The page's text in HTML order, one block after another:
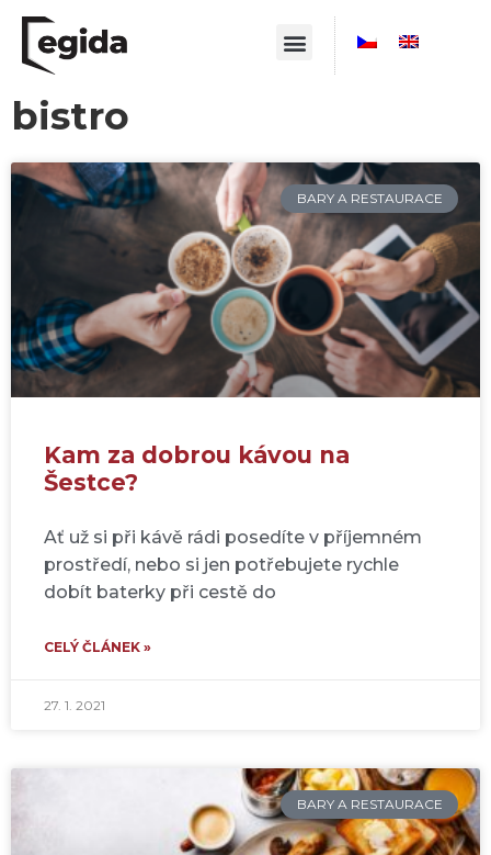
bistro
BARY A RESTAURACE
Kam za dobrou kávou na
Šestce?
Ať už si při kávě rádi posedíte v příjemném
prostředí, nebo si jen potřebujete rychle
dobít baterky při cestě do
CELÝ ČLÁNEK »
27. 1. 2021
BARY A RESTAURACE